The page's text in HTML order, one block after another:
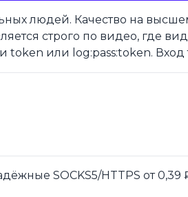
людей. Качество на
строго по видео, где
или log:pass:token. Вход
SOCKS5/HTTPS от 0,39